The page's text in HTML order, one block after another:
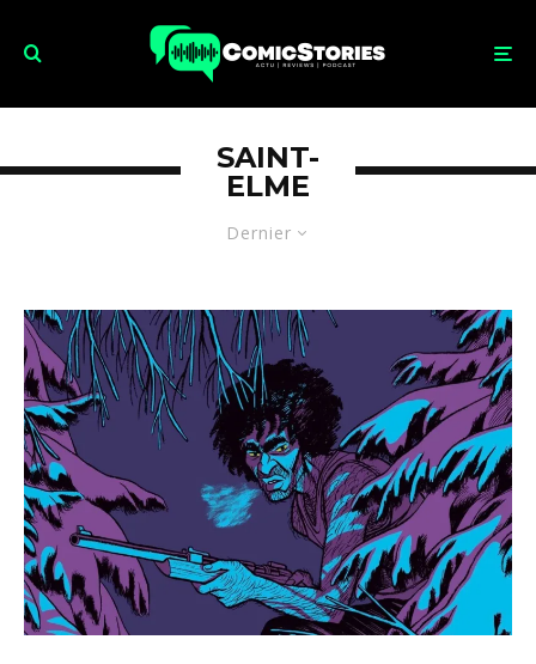
Dernier
SAINT-
ELME